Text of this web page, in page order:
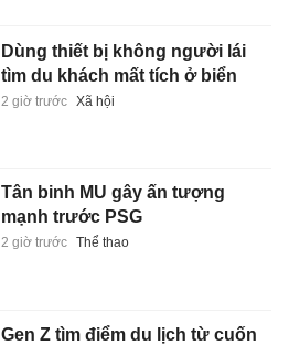
Dùng thiết bị không người lái
tìm du khách mất tích ở biển
2 giờ trước Xã hội
Tân binh MU gây ấn tượng
mạnh trước PSG
2 giờ trước Thể thao
Gen Z tìm điểm du lịch từ cuốn